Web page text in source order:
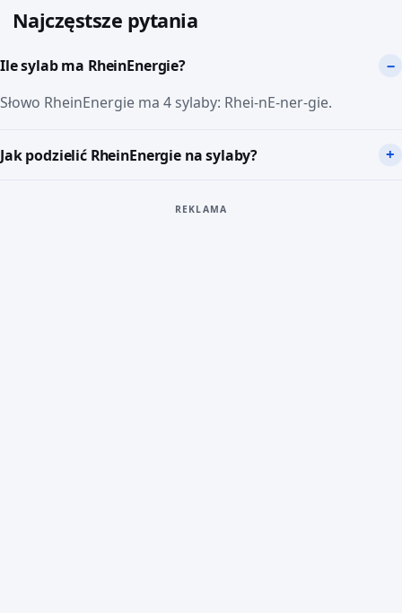
Najczęstsze pytania
Ile sylab ma RheinEnergie?
Słowo RheinEnergie ma 4 sylaby: Rhei-nE-ner-gie.
Jak podzielić RheinEnergie na sylaby?
REKLAMA